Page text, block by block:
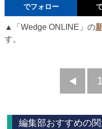
でフォロー
▲「Wedge ONLINE」の
す。
前
1
編集部おすすめの